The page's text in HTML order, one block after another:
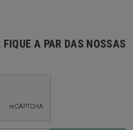
A PAR DAS NOSSAS